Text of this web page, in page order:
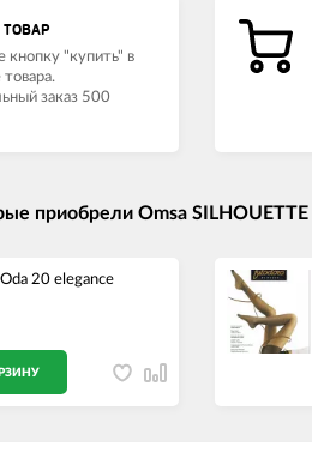
ТОВАР
кнопку "купить" в
товара.
заказ 500
приобрели Omsa
20 elegance